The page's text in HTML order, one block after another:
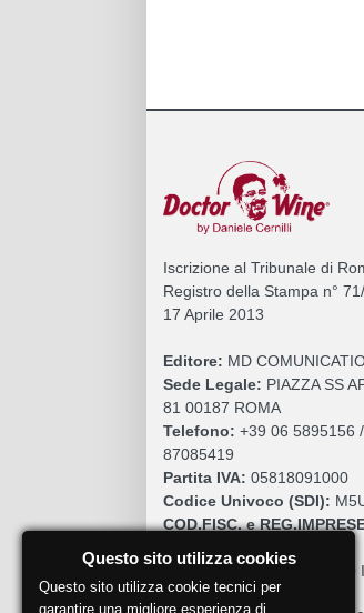
Iscrizione al Tribunale di
Registro della Stampa n°
17 Aprile 2013
Editore: MD
Sede Legale: PIAZZA SS
81 00187 ROMA
Telefono: +39 06 5895156
87085419
Partita IVA: 05818091000
Codice Univoco (SDI):
COD.FISC. e
Cap. Sociale:€. 10.200,00
REA:RM 930252
Questo sito utilizza cookies
Questo sito utilizza cookie tecnici per
garantire una migliore esperienza di